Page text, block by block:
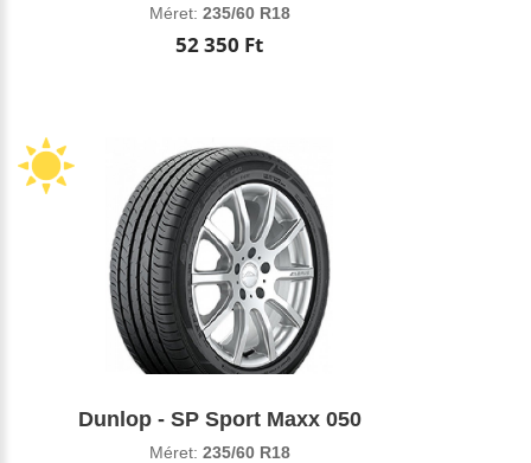
Méret: 235/60 R18
52 350 Ft
Dunlop - SP Sport Maxx 050
Méret: 235/60 R18